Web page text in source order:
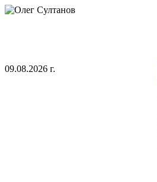
09.08.2026 г.